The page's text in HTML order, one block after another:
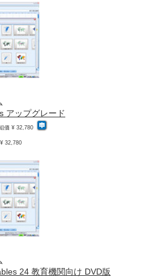
アップグレード
価 ¥ 32,780
32,780
24 教育機関向け DVD版